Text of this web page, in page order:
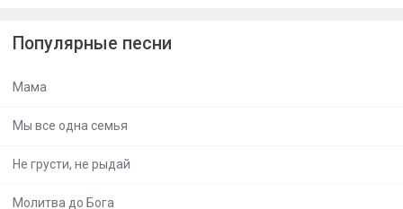
Популярные песни
Мама
Мы все одна семья
Не грусти, не рыдай
Молитва до Бога